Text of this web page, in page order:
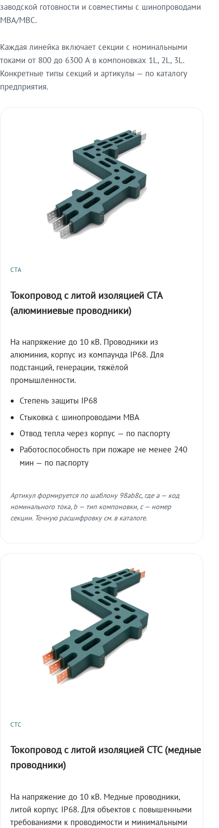
заводской готовности и совместимы с шинопроводами
МВА/МВС.
Каждая линейка включает секции с номинальными
токами от 800 до 6300 А в компоновках 1L, 2L, 3L.
Конкретные типы секций и артикулы — по каталогу
предприятия.
СТА
Токопровод с литой изоляцией СТА
(алюминиевые проводники)
На напряжение до 10 кВ. Проводники из
алюминия, корпус из компаунда IP68. Для
подстанций, генерации, тяжёлой
промышленности.
Степень защиты IP68
Стыковка с шинопроводами МВА
Отвод тепла через корпус — по паспорту
Работоспособность при пожаре не менее 240
мин — по паспорту
Артикул формируется по шаблону 98ab8c, где a — код
номинального тока, b — тип компоновки, c — номер
секции. Точную расшифровку см. в каталоге.
СТС
Токопровод с литой изоляцией СТС (медные
проводники)
На напряжение до 10 кВ. Медные проводники,
литой корпус IP68. Для объектов с повышенными
требованиями к проводимости и минимальными